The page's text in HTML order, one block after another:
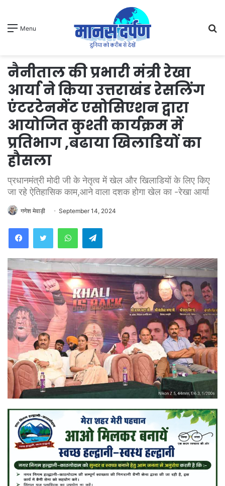
Menu
नैनीताल की प्रभारी मंत्री रेखा
आर्या ने किया उत्तराखंड रेसलिंग
एंटरटेनमेंट एसोसिएशन द्वारा
आयोजित कुश्ती कार्यक्रम में
प्रतिभाग ,बढाया खिलाडियों का
हौसला
प्रधानमंत्री मोदी जी के नेतृत्व में खेल और खिलाडियों के लिए किए
जा रहे ऐतिहासिक काम,आने वाला दशक होगा खेल का -रेखा आर्या
गणेश मेवाड़ी September 14, 2024
WhatsAppTelegram